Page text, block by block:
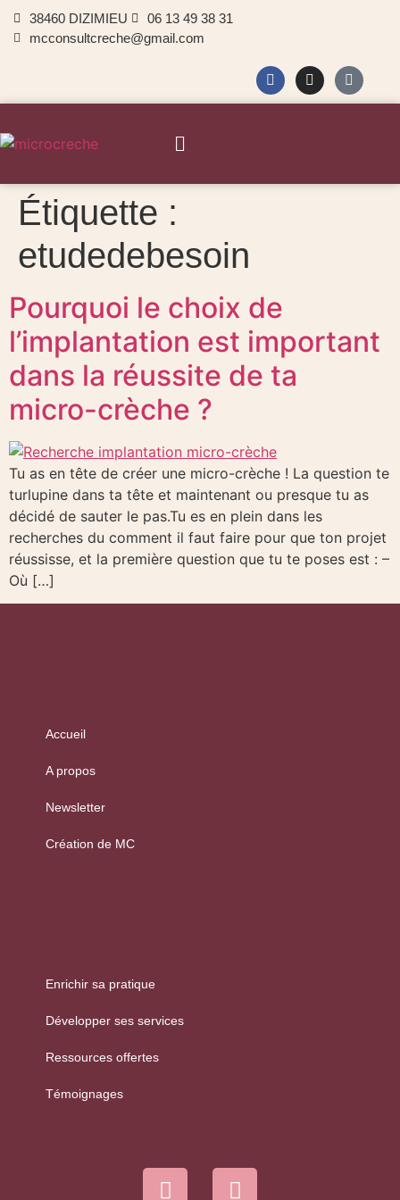
38460 DIZIMIEU
06 13 49 38 31
mcconsultcreche@gmail.com
Étiquette :
etudedebesoin
Pourquoi le choix de
l’implantation est important
dans la réussite de ta
micro-crèche ?
Tu as en tête de créer une micro-crèche ! La question te
turlupine dans ta tête et maintenant ou presque tu as
décidé de sauter le pas.Tu es en plein dans les
recherches du comment il faut faire pour que ton projet
réussisse, et la première question que tu te poses est : –
Où […]
Accueil
A propos
Newsletter
Création de MC
Enrichir sa pratique
Développer ses services
Ressources offertes
Témoignages